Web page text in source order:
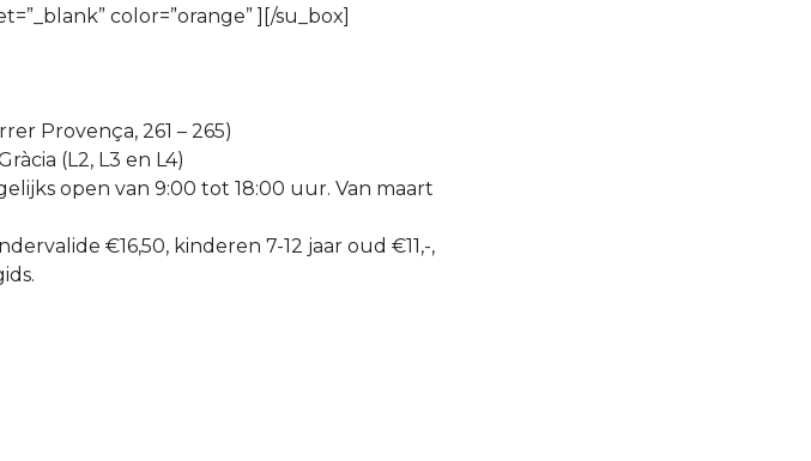
color=”orange” ][/su_box]
Provença, 261 – 265)
(L2, L3 en L4)
open van 9:00 tot 18:00 uur. Van maart
€16,50, kinderen 7-12 jaar oud €11,-,